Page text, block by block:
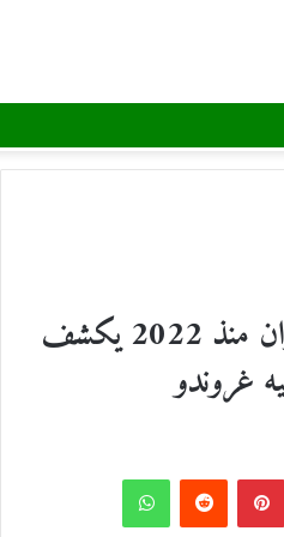
الفرنسي المحتجز في إيران منذ 2022 يكشف
غروندو